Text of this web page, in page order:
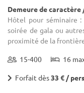
Demeure de caractère
Hôtel pour séminaire
soirée de gala ou
proximité de la
15-400 16
Forfait dès33 € /